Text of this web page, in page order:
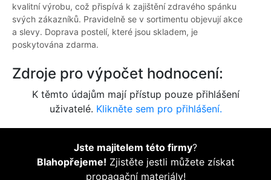
kvalitní výrobu, což přispívá k zajištění zdravého spánku
svých zákazníků. Pravidelně se v sortimentu objevují akce
a slevy. Doprava postelí, které jsou skladem, je
poskytována zdarma.
Zdroje pro výpočet hodnocení:
K těmto údajům mají přístup pouze přihlášení
uživatelé. Klikněte sem pro přihlášení.
Jste majitelem této firmy?
Blahopřejeme! Zjistěte jestli můžete získat
propagační materiály!